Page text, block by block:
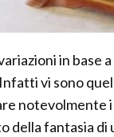
in
vi sono
notevolmente
della fantasia di